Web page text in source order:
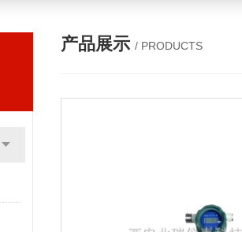
产品展示 / PRODUCTS